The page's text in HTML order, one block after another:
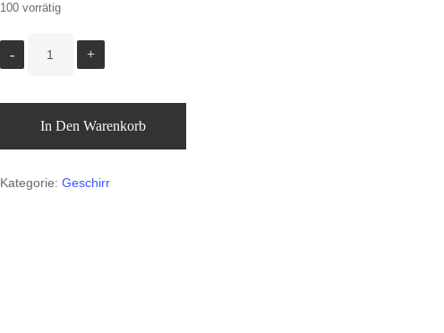
100 vorrätig
In Den Warenkorb
Kategorie: Geschirr